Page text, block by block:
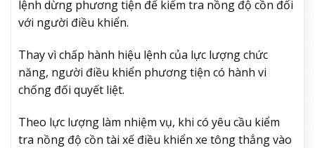
lệnh dừng phương tiện để kiểm tra nồng độ cồn đối
với người điều khiển.
Thay vì chấp hành hiệu lệnh của lực lượng chức
năng, người điều khiển phương tiện có hành vi
chống đối quyết liệt.
Theo lực lượng làm nhiệm vụ, khi có yêu cầu kiểm
tra nồng độ cồn tài xế điều khiển xe tông thẳng vào